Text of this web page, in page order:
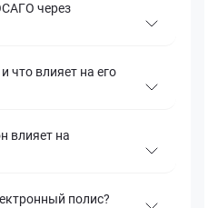
через
что влияет на его
влияет на
полис?